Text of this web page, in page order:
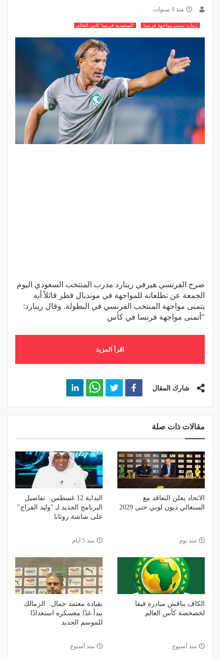
منذ 4 سنوات
رينارد يتمنى مواجهة فرنسا السعودية فرنسا كاس العالم
صرح الفرنسي هيرفي رينارد مدرب المنتخب السعودي اليوم
الجمعة عن تطلعاته للمواجهة في مونديال قطر قائلاً أنه
يتمنى مواجهة المنتخب الفرنسي في البطولة. وقال رينارد:
"أتمنى مواجهة فرنسا في كأس
اقرأ المزيد
شارك المقال
مقالات ذات صلة
الاتحاد يعلن التعاقد مع
السنغالي ديون لوبي حتى 2029
منذ يوم
البداية 12 غسطس.. تفاصيل
البرنامج الجديد لـ "وليد الفراج"
على شاشة روتانا
منذ 5 أيام
الكاف يناقش مبادرة فيفا
لخصخصة كأس العالم
منذ أسبوع
بقيادة معتمد جمال.. الزمالك
يبدأ غدًا معسكره استعدادًا
للموسم الجديد
منذ أسبوع